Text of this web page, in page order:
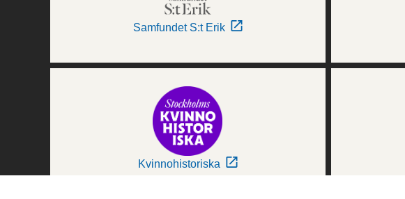
Samfundet S:t Erik
Kvinnohistoriska